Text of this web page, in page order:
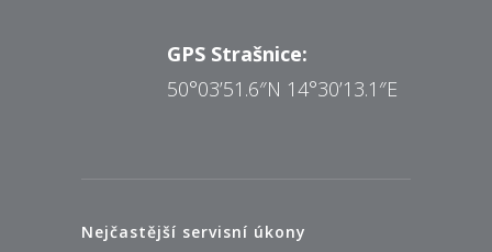
GPS Strašnice:
50°03’51.6″N 14°30’13.1″E
Nejčastější servisní úkony